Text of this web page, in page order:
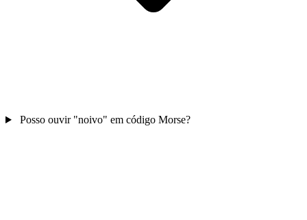
Posso ouvir "noivo" em código Morse?